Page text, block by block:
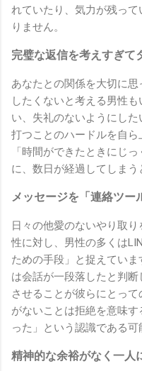
れていたり、気力が残っ
りません。
完璧な返信を考えすぎて
あなたとの関係を大切に
したくないと考える男性
い、失礼のないようにし
打つことのハードルを自ら
「時間ができたときにじ
に、数日が経過してしまう
メッセージを「連絡ツー
日々の他愛のないやり取
性に対し、男性の多くは
ための手段」と捉えてい
は会話が一段落したと判
させることが彼らにとっ
がないことは拒絶を意味
った」という認識である可
精神的な余裕がなく一人